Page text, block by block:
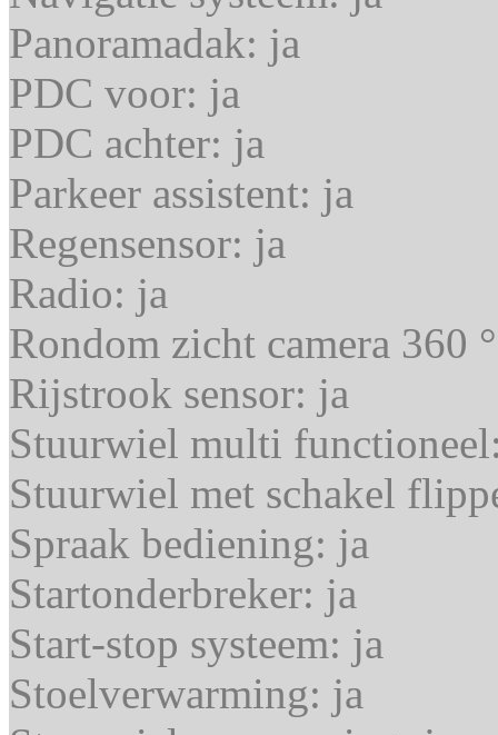
Panoramadak: ja
PDC voor: ja
PDC achter: ja
Parkeer assistent: ja
Regensensor: ja
Radio: ja
Rondom zicht camera 360
Rijstrook sensor: ja
Stuurwiel multi
Stuurwiel met schakel
Spraak bediening: ja
Startonderbreker: ja
Start-stop systeem: ja
Stoelverwarming: ja